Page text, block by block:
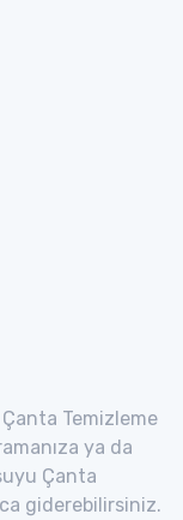
Temizleme
ya da
Çanta
giderebilirsiniz.